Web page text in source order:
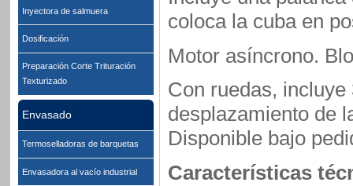
Inyectora de salmuera
Dosificación
Preparación Corte Trituración
Texturizado
Envasado
Termoselladoras de barquetas
Envasadora al vacío industrial
coloca la cuba en
Motor asíncrono.
Con ruedas,
desplazamiento de
Disponible bajo
Características